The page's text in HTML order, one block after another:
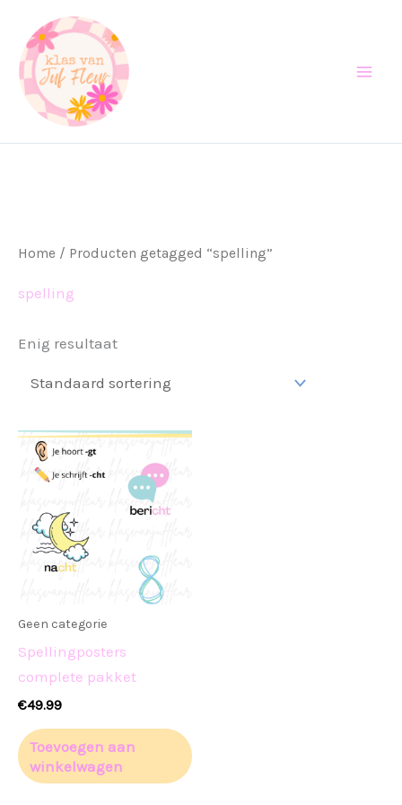
naar
inhoud
Home / Producten getagged “spelling”
spelling
Enig resultaat
Geen categorie
Spellingposters
complete pakket
€49.99
Toevoegen aan
winkelwagen